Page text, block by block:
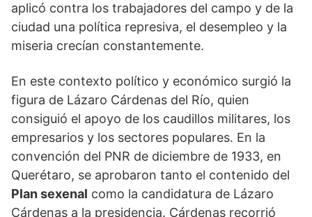
aplicó contra los trabajadores del campo y de la
ciudad una política represiva, el desempleo y la
miseria crecían constantemente.
En este contexto político y económico surgió la
figura de Lázaro Cárdenas del Río, quien
consiguió el apoyo de los caudillos militares, los
empresarios y los sectores populares. En la
convención del PNR de diciembre de 1933, en
Querétaro, se aprobaron tanto el contenido del
Plan sexenal como la candidatura de Lázaro
Cárdenas a la presidencia. Cárdenas recorrió